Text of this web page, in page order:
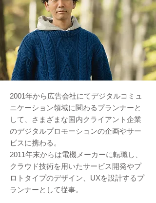
2001年から広告会社にてデジタルコミュ
ニケーション領域に関わるプランナーと
して、さまざまな国内クライアント企業
のデジタルプロモーションの企画やサー
ビスに携わる。
2011年末からは電機メーカーに転職し、
クラウド技術を用いたサービス開発やプ
ロトタイプのデザイン、
UXを設計するプ
ランナーとして従事。